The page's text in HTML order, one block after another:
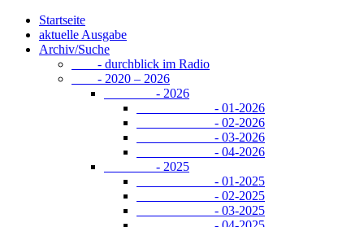
Startseite
aktuelle Ausgabe
Archiv/Suche
- durchblick im Radio
- 2020 – 2026
- 2026
- 01-2026
- 02-2026
- 03-2026
- 04-2026
- 2025
- 01-2025
- 02-2025
- 03-2025